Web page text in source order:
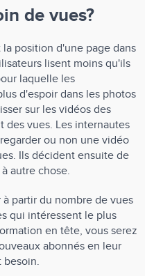
de vues?
position d'une page dans
lisent moins qu'ils
laquelle les
d'espoir dans les photos
sur les vidéos des
des vues. Les internautes
ou non une vidéo
Ils décident ensuite de
autre chose.
partir du nombre de vues
qui intéressent le plus
en tête, vous serez
abonnés en leur
besoin.